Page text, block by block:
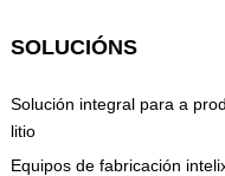
SOLUCIÓNS
Solución integral para a
litio
Equipos de fabricación